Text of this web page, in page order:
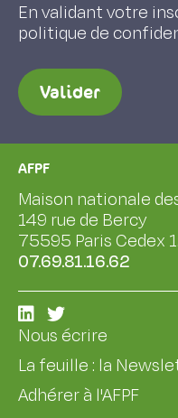
En validant votre
politique de
Valider
AFPF
Maison nationale
149 rue de Bercy
75595 Paris Cedex
07.69.81.16.62
Nous écrire
La feuille : la
Adhérer à l'AFPF